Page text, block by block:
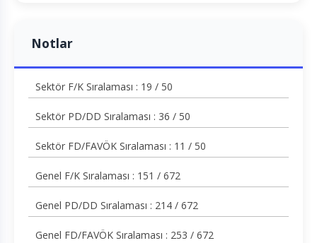
Notlar
Sektör F/K Sıralaması : 19 / 50
Sektör PD/DD Sıralaması : 36 / 50
Sektör FD/FAVÖK Sıralaması : 11 / 50
Genel F/K Sıralaması : 151 / 672
Genel PD/DD Sıralaması : 214 / 672
Genel FD/FAVÖK Sıralaması : 253 / 672